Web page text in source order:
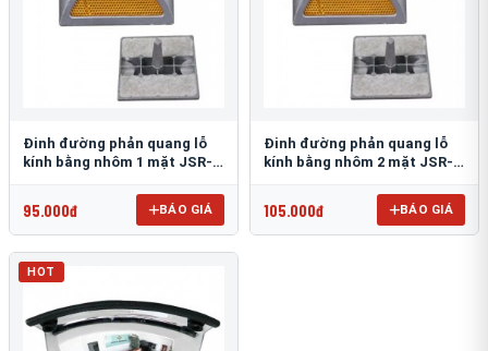
Đinh đường phản quang lỗ
kính bằng nhôm 1 mặt JSR-
95.000đ BÁO GIÁ
Đinh đường phản quang lỗ
kính bằng nhôm 2 mặt JSR-
105.000đ BÁO GIÁ
HOT